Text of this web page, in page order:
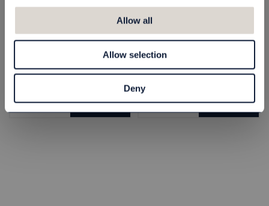
Allow all
Allow selection
Deny
60x230 cm
290,00 kr
st Köp
Färgkarta Panama
Pesco
44360000
150,00 kr
st Köp